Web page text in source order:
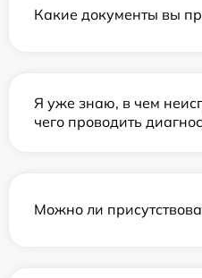
Какие документы вы
Я уже знаю, в чем
чего проводить
Можно ли